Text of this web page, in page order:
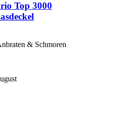
Top 3000
& Schmoren